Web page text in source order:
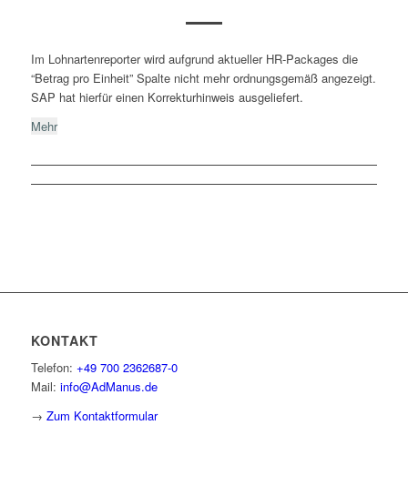
Im Lohnartenreporter wird aufgrund aktueller HR-Packages die
“Betrag pro Einheit” Spalte nicht mehr ordnungsgemäß angezeigt.
SAP hat hierfür einen Korrekturhinweis ausgeliefert.
Mehr
KONTAKT
Telefon: +49 700 2362687-0
Mail: info@AdManus.de
→ Zum Kontaktformular